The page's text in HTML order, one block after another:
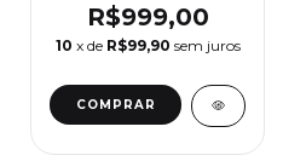
R$999,00
10 x de R$99,90 sem juros